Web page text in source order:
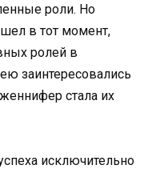
роли. Но
в тот момент,
ролей в
заинтересовались
стала их
исключительно